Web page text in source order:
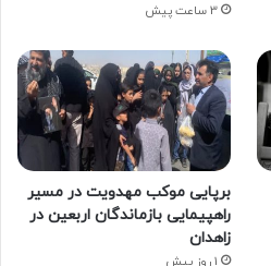
3 ساعت پیش
برپایی موکب مهدویت در مسیر
راهپیمایی بازماندگان اربعین در
زاهدان
1 روز پیش